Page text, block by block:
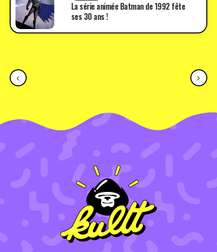
La série animée Batman de 1992 fête
ses 30 ans !